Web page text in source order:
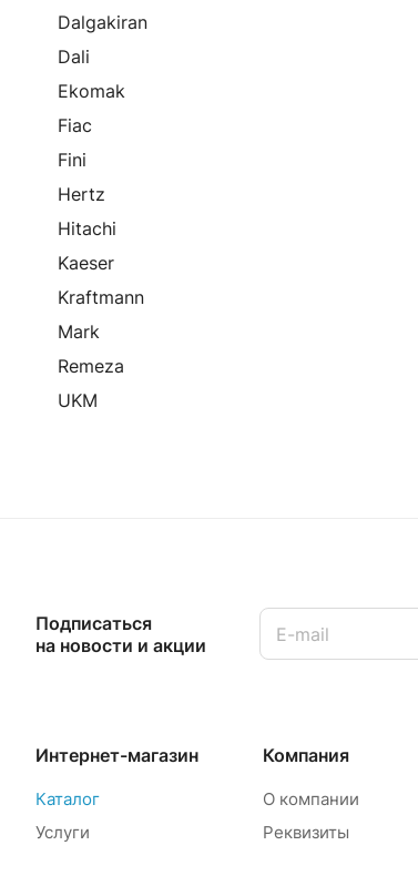
Dalgakiran
Dali
Ekomak
Fiac
Fini
Hertz
Hitachi
Kaeser
Kraftmann
Mark
Remeza
UKM
Подписаться
на новости и акции
Интернет-магазин
Каталог
Услуги
Компания
О компании
Реквизиты